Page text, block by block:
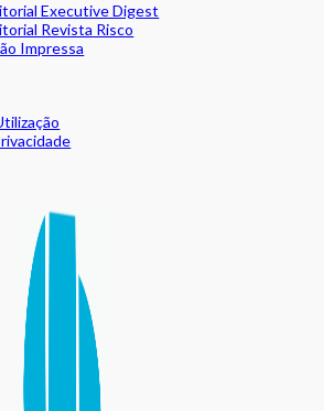
Executive Digest
Revista Risco
Impressa